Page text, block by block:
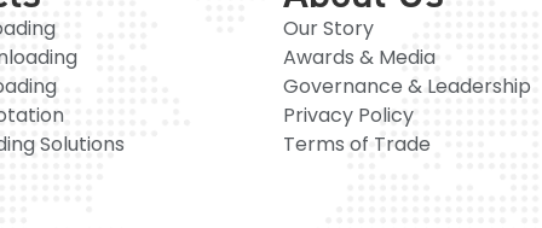
Solutions
Our Story
Awards & Media
Governance & Leadership
Privacy Policy
Terms of Trade